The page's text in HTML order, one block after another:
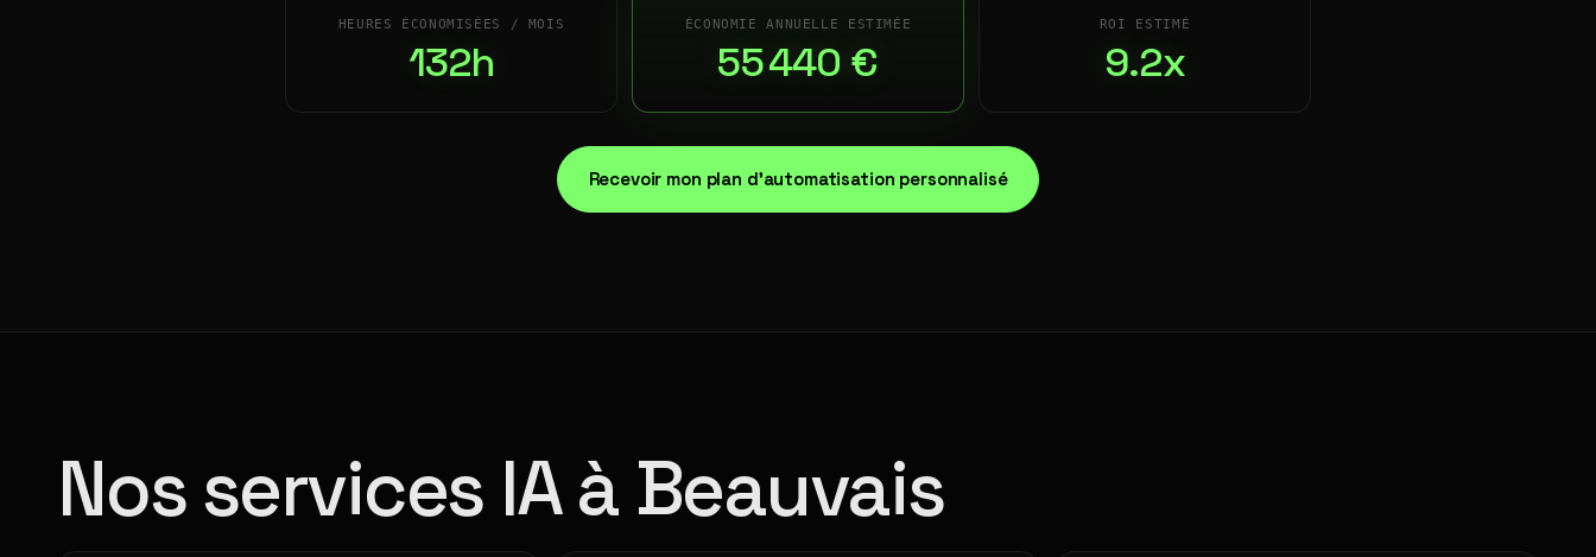
HEURES ÉCONOMISÉES / MOIS
132h
ÉCONOMIE ANNUELLE ESTIMÉE
55 440 €
ROI ESTIMÉ
9.2x
Recevoir mon plan d'automatisation personnalisé
Nos services IA à Beauvais